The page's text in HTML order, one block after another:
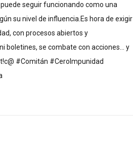
seguir funcionando como una
su nivel de influencia.Es hora de exigir
con procesos abiertos y
boletines, se combate con acciones… y
#Comitán #CeroImpunidad